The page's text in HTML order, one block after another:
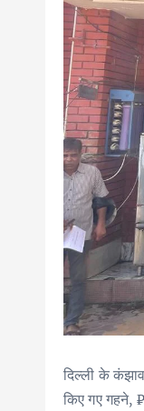
दिल्ली के
किए गए गहने,